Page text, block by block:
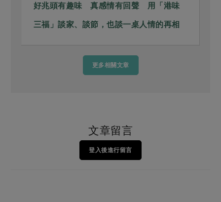
好兆頭有趣味 真感情有回聲 用「港味
三福」談家、談節，也談一桌人情的再相
逢
更多相關文章
文章留言
登入後進行留言